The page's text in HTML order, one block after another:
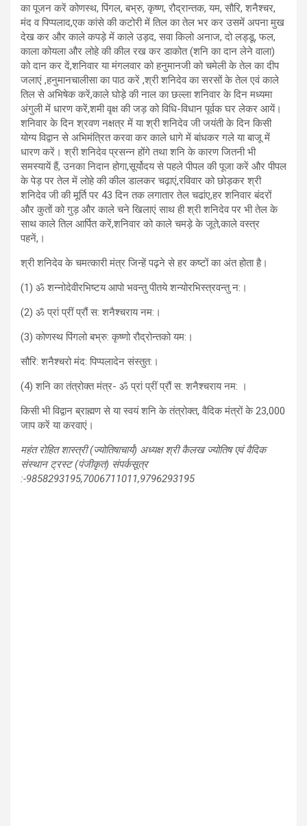
का पूजन करें कोणस्थ, पिंगल, बभ्रु, कृष्ण, रौद्रान्तक, यम, सौरि, शनैश्चर,
मंद व पिप्पलाद,एक कांसे की कटोरी में तिल का तेल भर कर उसमें अपना मुख
देख कर और काले कपड़े में काले उड़द, सवा किलो अनाज, दो लड्डू, फल,
काला कोयला और लोहे की कील रख कर डाकोत (शनि का दान लेने वाला)
को दान कर दें,शनिवार या मंगलवार को हनुमानजी को चमेली के तेल का दीप
जलाएं ,हनुमानचालीसा का पाठ करें ,श्री शनिदेव का सरसों के तेल एवं काले
तिल से अभिषेक करें,काले घोड़े की नाल का छल्ला शनिवार के दिन मध्यमा
अंगुली में धारण करें,शमी वृक्ष की जड़ को विधि-विधान पूर्वक घर लेकर आयें।
शनिवार के दिन श्रवण नक्षत्र में या श्री शनिदेव जी जयंती के दिन किसी
योग्य विद्वान से अभिमंत्रित करवा कर काले धागे में बांधकर गले या बाजू में
धारण करें। श्री शनिदेव प्रसन्न होंगे तथा शनि के कारण जितनी भी
समस्यायें हैं, उनका निदान होगा,सूर्योदय से पहले पीपल की पूजा करें और पीपल
के पेड़ पर तेल में लोहे की कील डालकर चढ़ाएं,रविवार को छोड़कर श्री
शनिदेव जी की मूर्ति पर 43 दिन तक लगातार तेल चढांए,हर शनिवार बंदरों
और कुतों को गुड़ और काले चने खिलाएं साथ ही श्री शनिदेव पर भी तेल के
साथ काले तिल आर्पित करें,शनिवार को काले चमड़े के जूते,काले वस्त्र
पहनें,।
श्री शनिदेव के चमत्कारी मंत्र जिन्हें पढ़ने से हर कष्टों का अंत होता है।
(1) ॐ शन्नोदेवीरभिष्टय आपो भवन्तु पीतये शन्योरभिस्त्रवन्तु न:।
(2) ॐ प्रां प्रीं प्रौं स: शनैश्चराय नम:।
(3) कोणस्थ पिंगलो बभ्रु: कृष्णो रौद्रोन्तको यम:।
सौरि: शनैश्चरो मंद: पिप्पलादेन संस्तुत:।
(4) शनि का तंत्रोक्त मंत्र- ॐ प्रां प्रीं प्रौं स: शनैश्चराय नम: ।
किसी भी विद्वान ब्राह्मण से या स्वयं शनि के तंत्रोक्त, वैदिक मंत्रों के 23,000
जाप करें या करवाएं।
महंत रोहित शास्त्री (ज्योतिषाचार्य) अध्यक्ष श्री कैलख ज्योतिष एवं वैदिक
संस्थान ट्रस्ट (पंजीकृत) संपर्कसूत्र
:-9858293195,7006711011,9796293195